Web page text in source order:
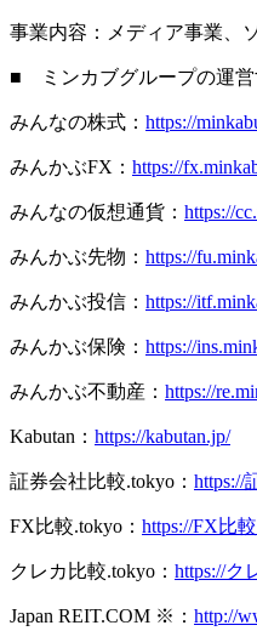
事業内容：メディア事業、
■ ミンカブグループの運営
みんなの株式： https://
みんかぶFX： https://
みんなの仮想通貨： https://
みんかぶ先物： https://
みんかぶ投信： https://
みんかぶ保険： https://
みんかぶ不動産： https://
Kabutan： https://kabutan.jp/
証券会社比較.tokyo： https://
FX比較.tokyo： https://FX比
クレカ比較.tokyo： https://ク
Japan REIT.COM ※： http://